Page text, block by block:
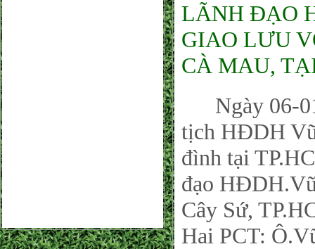
LÃNH ĐẠO
GIAO LƯU
CÀ MAU,
Ngày 06-
tịch HĐDH
đình tại
đạo
Cây Sứ,
Hai PCT: